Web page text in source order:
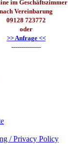
im Geschäftszimmer
nach Vereinbarung
09128 723772
oder
>> Anfrage <<
---------------
/ Privacy Policy